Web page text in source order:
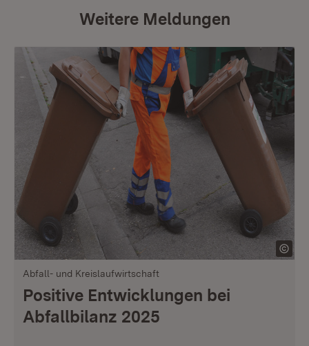
Weitere Meldungen
Abfall- und Kreislaufwirtschaft
Positive Entwicklungen bei
Abfallbilanz 2025